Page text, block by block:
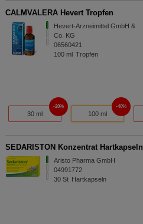
CALMVALERA Hevert Tropfen
Hevert-Arzneimittel GmbH &
Co. KG
06560421
100 ml Tropfen
30 ml
20%
100 ml
40%
SEDARISTON Konzentrat Hartkapseln
Aristo Pharma GmbH
04991772
30 St Hartkapseln